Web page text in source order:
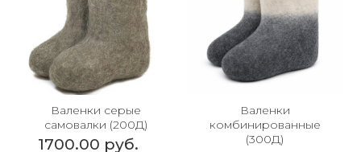
Валенки серые
самовалки (200Д)
1700.00 руб.
Валенки
комбинированные
(300Д)